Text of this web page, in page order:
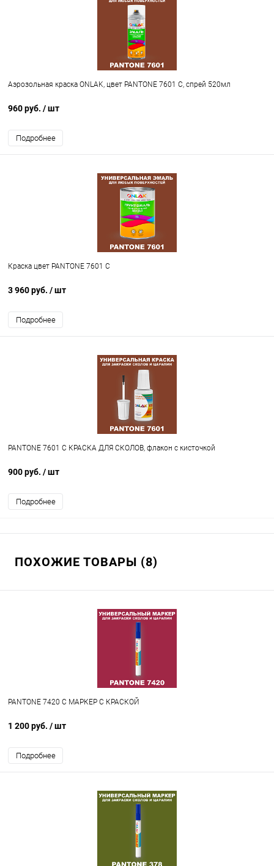
Аэрозольная краска ONLAK, цвет PANTONE 7601 C, спрей 520мл
960 руб. / шт
Подробнее
Краска цвет PANTONE 7601 C
3 960 руб. / шт
Подробнее
PANTONE 7601 C КРАСКА ДЛЯ СКОЛОВ, флакон с кисточкой
900 руб. / шт
Подробнее
ПОХОЖИЕ ТОВАРЫ (8)
PANTONE 7420 C МАРКЕР С КРАСКОЙ
1 200 руб. / шт
Подробнее